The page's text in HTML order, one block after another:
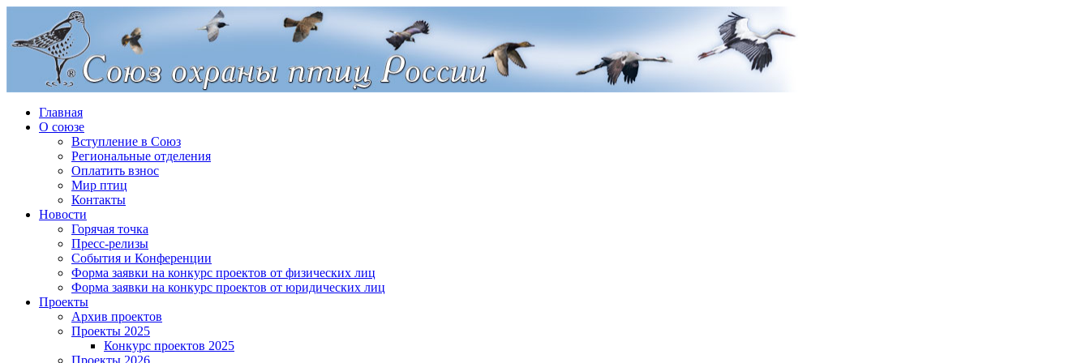
Главная
О союзе
Вступление в Союз
Региональные отделения
Оплатить взнос
Мир птиц
Контакты
Новости
Горячая точка
Пресс-релизы
События и Конференции
Форма заявки на конкурс проектов от физических лиц
Форма заявки на конкурс проектов от юридических лиц
Проекты
Архив проектов
Проекты 2025
Конкурс проектов 2025
Проекты 2026